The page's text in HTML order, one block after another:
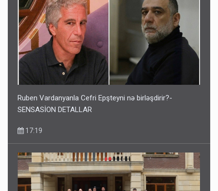
Ruben Vardanyanla Cefri Epşteyni nə birləşdirir?-
SENSASİON DETALLAR
17:19